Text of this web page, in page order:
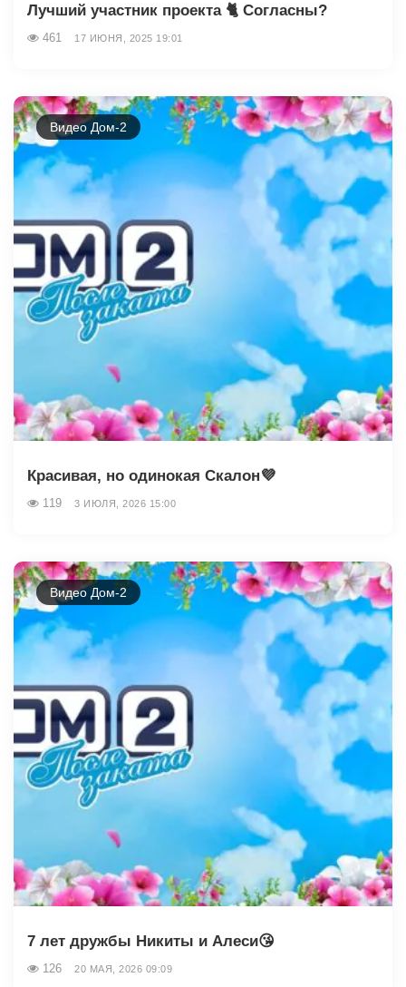
Лучший участник проекта 🐈 Согласны?
461 17 ИЮНЯ, 2025 19:01
Видео Дом-2
Красивая, но одинокая Скалон💜
119 3 ИЮЛЯ, 2026 15:00
Видео Дом-2
7 лет дружбы Никиты и Алеси😘
126 20 МАЯ, 2026 09:09